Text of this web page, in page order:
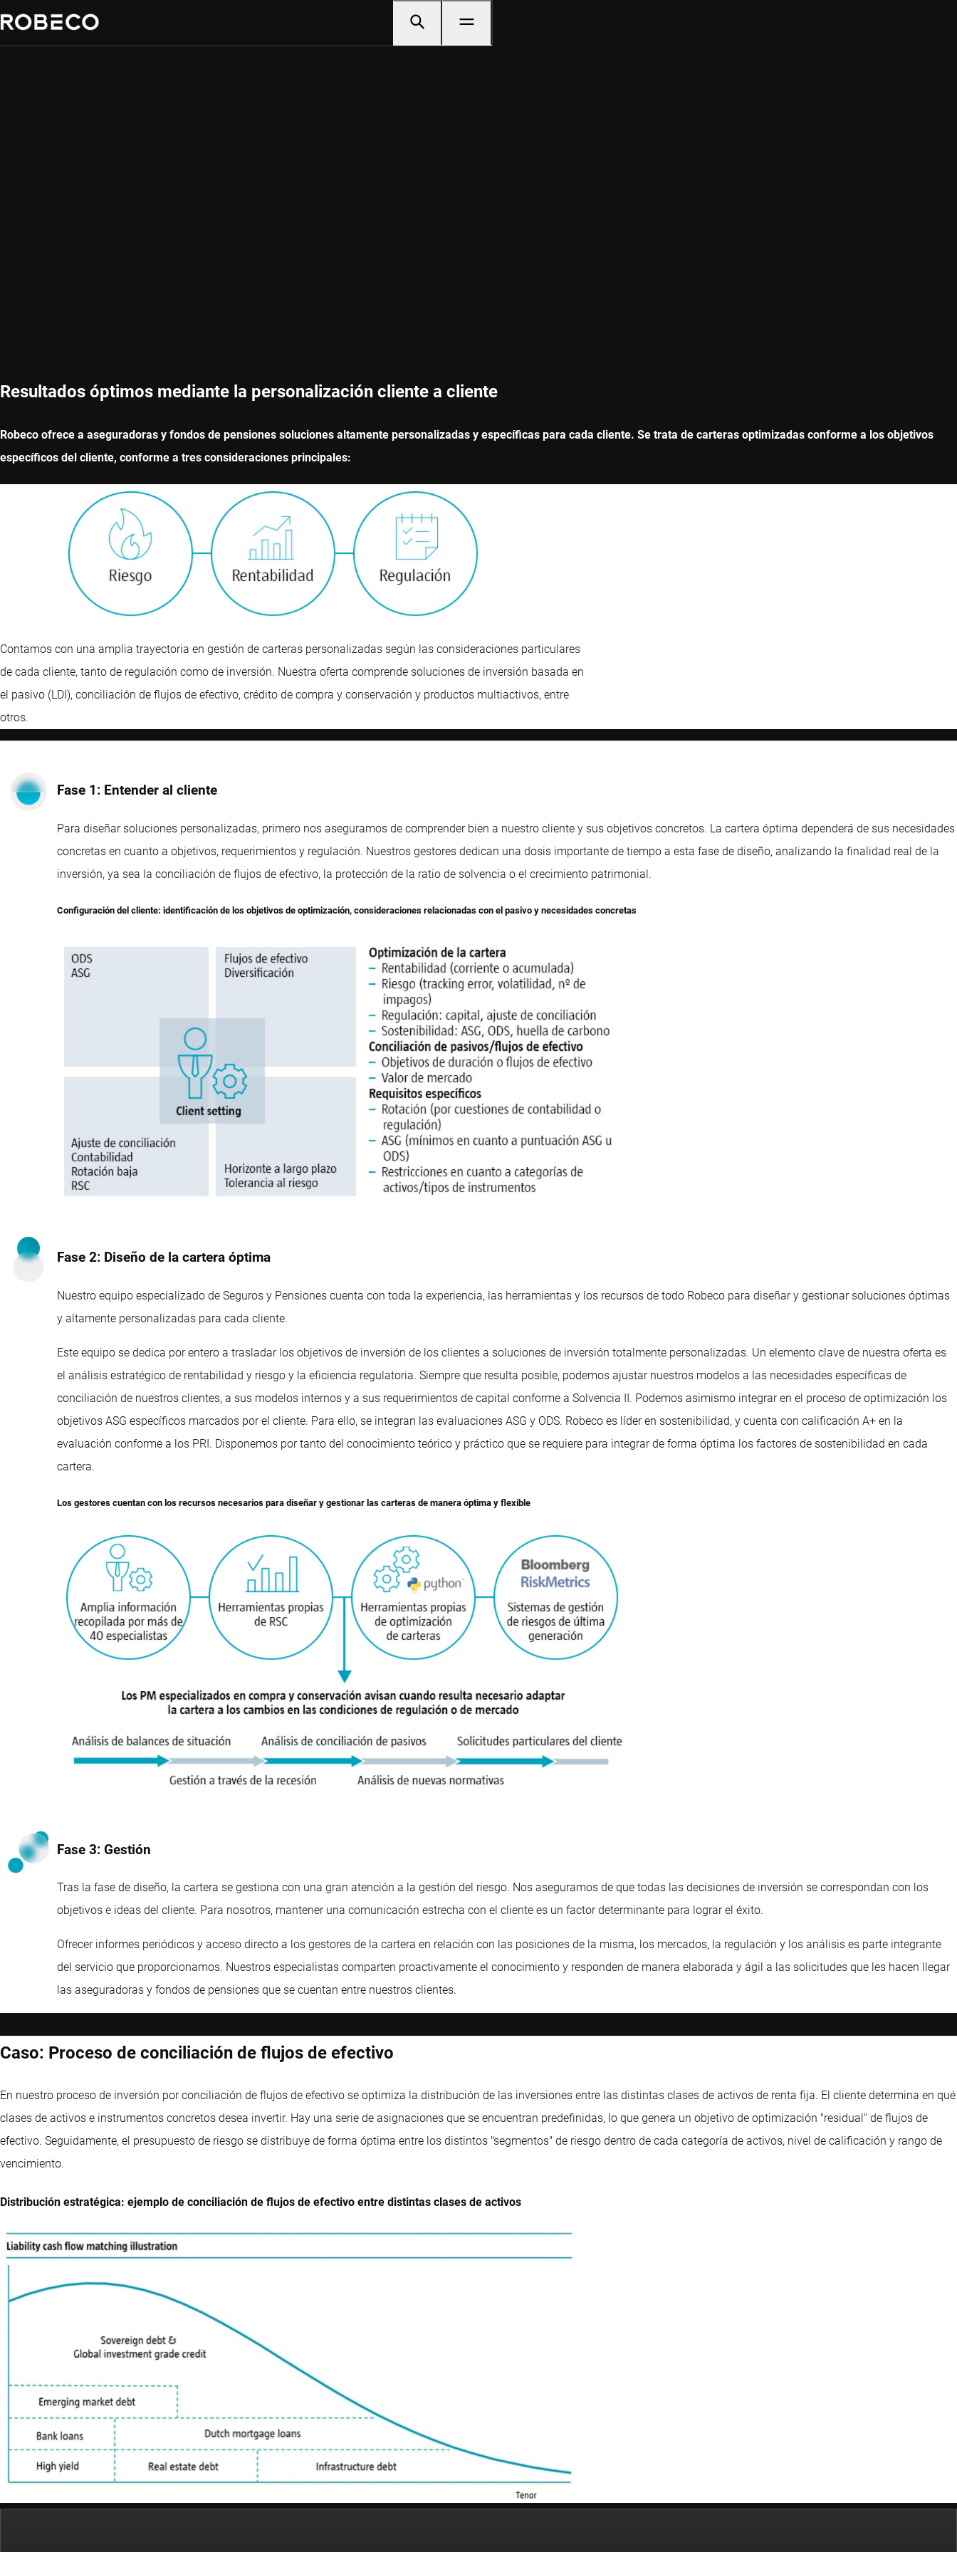
Resultados óptimos mediante la personalización cliente a cliente
Robeco ofrece a aseguradoras y fondos de pensiones soluciones altamente personalizadas y específicas para cada cliente. Se trata de carteras optimizadas conforme a los objetivos
específicos del cliente, conforme a tres consideraciones principales:
Contamos con una amplia trayectoria en gestión de carteras personalizadas según las consideraciones particulares
de cada cliente, tanto de regulación como de inversión. Nuestra oferta comprende soluciones de inversión basada en
el pasivo (LDI), conciliación de flujos de efectivo, crédito de compra y conservación y productos multiactivos, entre
otros.
Fase 1: Entender al cliente
Para diseñar soluciones personalizadas, primero nos aseguramos de comprender bien a nuestro cliente y sus objetivos concretos. La cartera óptima dependerá de sus necesidades
concretas en cuanto a objetivos, requerimientos y regulación. Nuestros gestores dedican una dosis importante de tiempo a esta fase de diseño, analizando la finalidad real de la
inversión, ya sea la conciliación de flujos de efectivo, la protección de la ratio de solvencia o el crecimiento patrimonial.
Configuración del cliente: identificación de los objetivos de optimización, consideraciones relacionadas con el pasivo y necesidades concretas
Fase 2: Diseño de la cartera óptima
Nuestro equipo especializado de Seguros y Pensiones cuenta con toda la experiencia, las herramientas y los recursos de todo Robeco para diseñar y gestionar soluciones óptimas
y altamente personalizadas para cada cliente.
Este equipo se dedica por entero a trasladar los objetivos de inversión de los clientes a soluciones de inversión totalmente personalizadas. Un elemento clave de nuestra oferta es
el análisis estratégico de rentabilidad y riesgo y la eficiencia regulatoria. Siempre que resulta posible, podemos ajustar nuestros modelos a las necesidades específicas de
conciliación de nuestros clientes, a sus modelos internos y a sus requerimientos de capital conforme a Solvencia II. Podemos asimismo integrar en el proceso de optimización los
objetivos ASG específicos marcados por el cliente. Para ello, se integran las evaluaciones ASG y ODS. Robeco es líder en sostenibilidad, y cuenta con calificación A+ en la
evaluación conforme a los PRI. Disponemos por tanto del conocimiento teórico y práctico que se requiere para integrar de forma óptima los factores de sostenibilidad en cada
cartera.
Los gestores cuentan con los recursos necesarios para diseñar y gestionar las carteras de manera óptima y flexible
Fase 3: Gestión
Tras la fase de diseño, la cartera se gestiona con una gran atención a la gestión del riesgo. Nos aseguramos de que todas las decisiones de inversión se correspondan con los
objetivos e ideas del cliente. Para nosotros, mantener una comunicación estrecha con el cliente es un factor determinante para lograr el éxito.
Ofrecer informes periódicos y acceso directo a los gestores de la cartera en relación con las posiciones de la misma, los mercados, la regulación y los análisis es parte integrante
del servicio que proporcionamos. Nuestros especialistas comparten proactivamente el conocimiento y responden de manera elaborada y ágil a las solicitudes que les hacen llegar
las aseguradoras y fondos de pensiones que se cuentan entre nuestros clientes.
Caso: Proceso de conciliación de flujos de efectivo
En nuestro proceso de inversión por conciliación de flujos de efectivo se optimiza la distribución de las inversiones entre las distintas clases de activos de renta fija. El cliente determina en qué
clases de activos e instrumentos concretos desea invertir. Hay una serie de asignaciones que se encuentran predefinidas, lo que genera un objetivo de optimización "residual" de flujos de
efectivo. Seguidamente, el presupuesto de riesgo se distribuye de forma óptima entre los distintos "segmentos" de riesgo dentro de cada categoría de activos, nivel de calificación y rango de
vencimiento.
Distribución estratégica: ejemplo de conciliación de flujos de efectivo entre distintas clases de activos